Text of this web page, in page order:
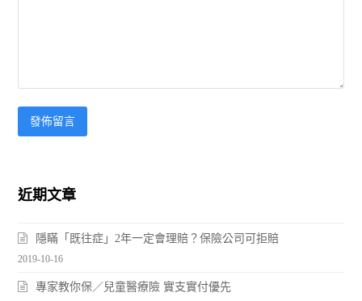
近期文章
隱瞞「既往症」2年一定會理賠？保險公司可拒賠
2019-10-16
專家教你保／兒童醫療險 實支實付優先